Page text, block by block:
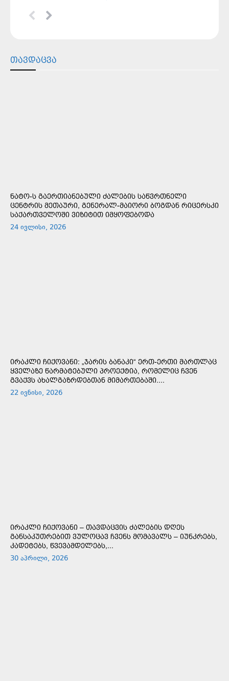
ᲗᲐᲕᲓᲐᲪᲕᲐ
ᲜᲐᲢᲝ-Ს ᲒᲐᲔᲠᲗᲘᲐᲜᲔᲑᲣᲚᲘ ᲫᲐᲚᲔᲑᲘᲡ ᲡᲐᲬᲕᲠᲗᲜᲔᲚᲘ
ᲪᲔᲜᲢᲠᲘᲡ ᲛᲔᲗᲐᲣᲠᲘ, ᲒᲔᲜᲔᲠᲐᲚ-ᲛᲐᲘᲝᲠᲘ ᲑᲝᲒᲓᲐᲜ ᲠᲘᲪᲔᲠᲡᲙᲘ
ᲡᲐᲥᲐᲠᲗᲕᲔᲚᲝᲨᲘ ᲕᲘᲖᲘᲢᲘᲗ ᲘᲛᲧᲝᲤᲔᲑᲝᲓᲐ
24 ივლისი, 2026
ᲘᲠᲐᲙᲚᲘ ᲩᲘᲥᲝᲕᲐᲜᲘ: „ᲯᲐᲠᲘᲡ ᲑᲐᲜᲐᲙᲘ“ ᲔᲠᲗ-ᲔᲠᲗᲘ ᲛᲐᲠᲗᲚᲐᲪ
ᲧᲕᲔᲚᲐᲖᲔ ᲬᲐᲠᲛᲐᲢᲔᲑᲣᲚᲘ ᲞᲠᲝᲔᲥᲢᲘᲐ, ᲠᲝᲛᲔᲚᲘᲪ ᲩᲕᲔᲜ
ᲒᲕᲐᲥᲕᲡ ᲐᲮᲐᲚᲒᲐᲖᲠᲓᲔᲑᲗᲐᲜ ᲛᲘᲛᲐᲠᲗᲔᲑᲐᲨᲘ....
22 ივნისი, 2026
ᲘᲠᲐᲙᲚᲘ ᲩᲘᲥᲝᲕᲐᲜᲘ – ᲗᲐᲕᲓᲐᲪᲕᲘᲡ ᲫᲐᲚᲔᲑᲘᲡ ᲓᲦᲔᲡ
ᲒᲐᲜᲡᲐᲙᲣᲗᲠᲔᲑᲘᲗ ᲕᲣᲚᲝᲪᲐᲕ ᲩᲕᲔᲜᲡ ᲛᲝᲛᲐᲕᲐᲚᲡ – ᲘᲣᲜᲙᲠᲔᲑᲡ,
ᲙᲐᲓᲔᲢᲔᲑᲡ, ᲬᲕᲔᲕᲐᲛᲓᲔᲚᲔᲑᲡ,...
30 აპრილი, 2026